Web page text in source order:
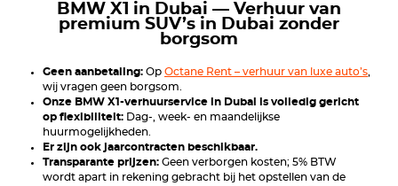
BMW X1 in Dubai — Verhuur van
premium SUV’s in Dubai zonder
borgsom
Geen aanbetaling: Op Octane Rent – verhuur van luxe auto’s
wij vragen geen borgsom.
Onze BMW X1-verhuurservice in Dubai is volledig gericht
op flexibiliteit: Dag-, week- en maandelijkse
huurmogelijkheden.
Er zijn ook jaarcontracten beschikbaar.
Transparante prijzen: Geen verborgen kosten; 5% BTW
wordt apart in rekening gebracht bij het opstellen van de